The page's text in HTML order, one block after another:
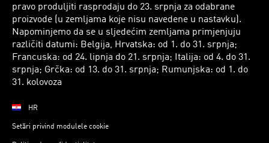
pravo produljiti rasprodaju do 23. srpnja za odabrane
proizvode (u zemljama koje nisu navedene u nastavku).
Napominjemo da se u sljedećim zemljama primjenjuju
različiti datumi: Belgija, Hrvatska: od 1. do 31. srpnja;
Francuska: od 24. lipnja do 21. srpnja; Italija: od 4. do 31.
srpnja; Grčka: od 13. do 31. srpnja; Rumunjska: od 1. do
31. kolovoza
HR
Setări privind modulele cookie